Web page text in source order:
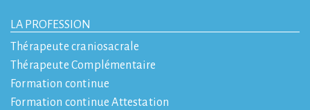
LA PROFESSION
Thérapeute craniosacrale
Thérapeute Complémentaire
Formation continue
Formation continue Attestation